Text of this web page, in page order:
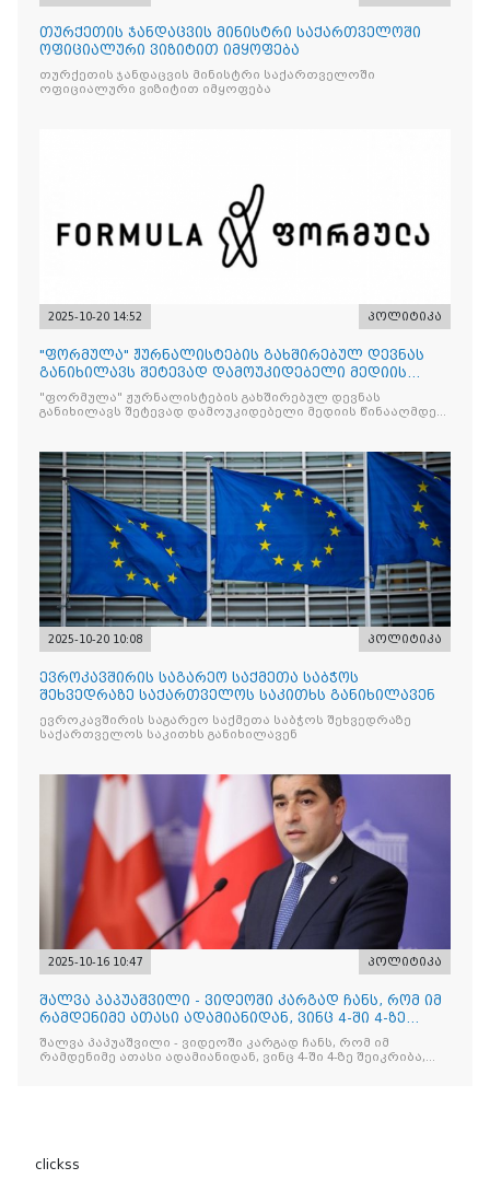
თურქეთის ჯანდაცვის მინისტრი საქართველოში
ოფიციალური ვიზიტით იმყოფება
თურქეთის ჯანდაცვის მინისტრი საქართველოში
ოფიციალური ვიზიტით იმყოფება
2025-10-20 14:52 პოლიტიკა
"ფორმულა" ჟურნალისტების გახშირებულ დევნას
განიხილავს შეტევად დამოუკიდებელი მედიის
წინააღმდ
"ფორმულა" ჟურნალისტების გახშირებულ დევნას
განიხილავს შეტევად დამოუკიდებელი მედიის წინააღმდეგ,
2025-10-20 10:08 პოლიტიკა
ევროკავშირის საგარეო საქმეთა საბჭოს
შეხვედრაზე საქართველოს საკითხს განიხილავენ
ევროკავშირის საგარეო საქმეთა საბჭოს შეხვედრაზე
საქართველოს საკითხს განიხილავენ
2025-10-16 10:47 პოლიტიკა
შალვა პაპუაშვილი - ვიდეოში კარგად ჩანს, რომ იმ
რამდენიმე ათასი ადამიანიდან, ვინც 4-ში 4-ზე
შეიკრიბა,
შალვა პაპუაშვილი - ვიდეოში კარგად ჩანს, რომ იმ
რამდენიმე ათასი ადამიანიდან, ვინც 4-ში 4-ზე შეიკრიბა,
clickss